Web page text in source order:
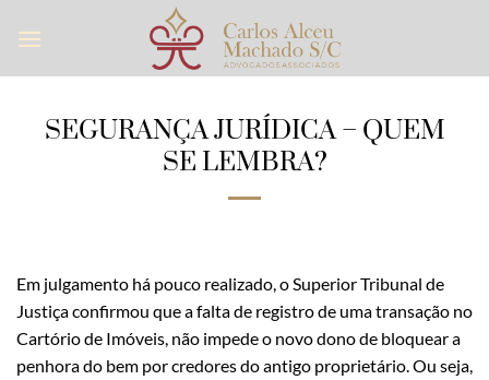
SEGURANÇA JURÍDICA – QUEM
SE LEMBRA?
Em julgamento há pouco realizado, o Superior Tribunal de
Justiça confirmou que a falta de registro de uma transação no
Cartório de Imóveis, não impede o novo dono de bloquear a
penhora do bem por credores do antigo proprietário. Ou seja,